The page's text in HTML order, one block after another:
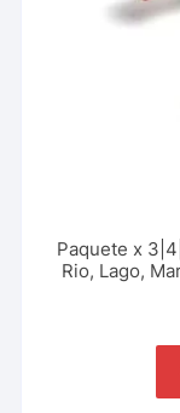
Paquete x
Rio, Lago,